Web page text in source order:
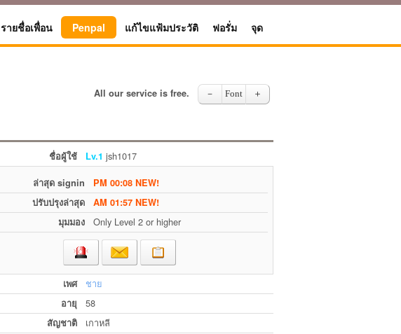
รายชื่อเพื่อน Penpal แก้ไขแฟ้มประวัติ ฟอรั่ม จุด
All our service is free. － Font ＋
ชื่อผู้ใช้ Lv.1 jsh1017
ล่าสุด signin
PM 00:08 NEW!
ปรับปรุงล่าสุด
AM 01:57 NEW!
มุมมอง
Only Level 2 or higher
เพศ ชาย
อายุ 58
สัญชาติ เกาหลี